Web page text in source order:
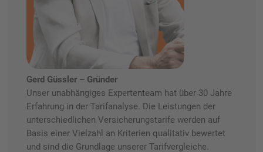
Gerd Güssler – Gründer
Unser unabhängiges Expertenteam hat über 30 Jahre
Erfahrung in der Tarifanalyse. Die Leistungen der
unterschiedlichen Versicherungstarife werden auf
Basis einer Vielzahl an Kriterien qualitativ bewertet
und sind die Grundlage unserer Tarifvergleiche.